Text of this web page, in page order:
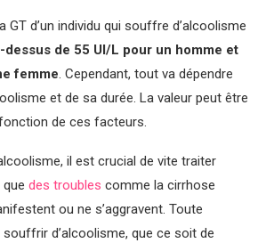
GT d’un individu qui souffre d’alcoolisme
dessus de 55 UI/L pour un homme et
femme. Cependant, tout va dépendre
et de sa durée. La valeur peut être
de ces facteurs.
il est crucial de vite traiter
des troubles comme la cirrhose
ou ne s’aggravent. Toute
d’alcoolisme, que ce soit de